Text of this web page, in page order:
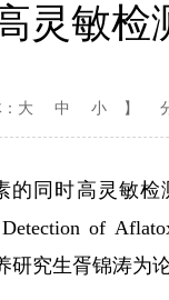
灵敏
大 中 小 】
高灵敏检测
Detection of
究生胥锦涛为